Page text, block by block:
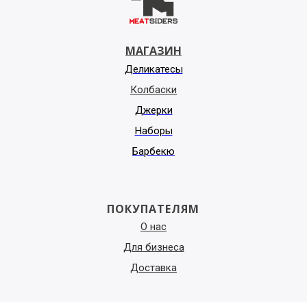
МАГАЗИН
Деликатесы
Колбаски
Джерки
Наборы
Барбекю
ПОКУПАТЕЛЯМ
О нас
Для бизнеса
Доставка